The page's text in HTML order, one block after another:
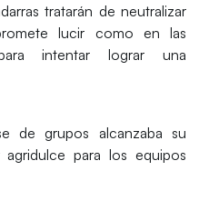
tratarán de neutralizar
lucir como en las
intentar lograr una
de grupos alcanzaba su
para los equipos